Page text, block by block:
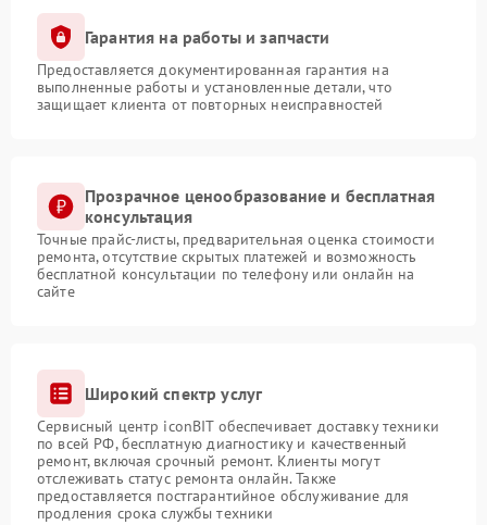
Гарантия на работы и запчасти
Предоставляется документированная гарантия на
выполненные работы и установленные детали, что
защищает клиента от повторных неисправностей
Прозрачное ценообразование и бесплатная
консультация
Точные прайс-листы, предварительная оценка стоимости
ремонта, отсутствие скрытых платежей и возможность
бесплатной консультации по телефону или онлайн на
сайте
Широкий спектр услуг
Сервисный центр iconBIT обеспечивает доставку техники
по всей РФ, бесплатную диагностику и качественный
ремонт, включая срочный ремонт. Клиенты могут
отслеживать статус ремонта онлайн. Также
предоставляется постгарантийное обслуживание для
продления срока службы техники